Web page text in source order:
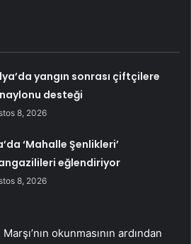
yangın sonrası çiftçilere
desteği
8, 2026
‘Mahalle Şenlikleri’
eğlendiriyor
8, 2026
okunmasının ardından